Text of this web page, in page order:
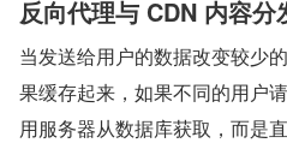
反向代理与 CDN 内容分
当发送给用户的数据改变较少
果缓存起来，如果不同的用户
用服务器从数据库获取，而是